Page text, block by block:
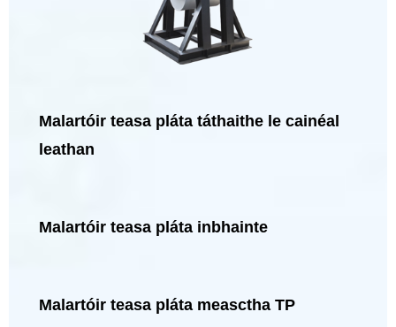
Malartóir teasa pláta táthaithe le cainéal
leathan
Malartóir teasa pláta inbhainte
Malartóir teasa pláta measctha TP